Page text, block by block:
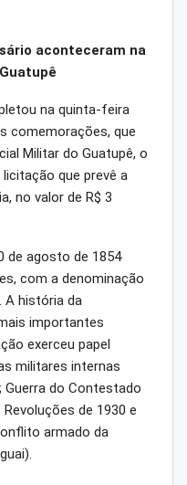
aconteceram na
na quinta-feira
comemorações, que
Militar do Guatupê, o
que prevê a
no valor de R$ 3
de agosto de 1854
com a denominação
A história da
importantes
exerceu papel
militares internas
Guerra do Contestado
de 1930 e
armado da